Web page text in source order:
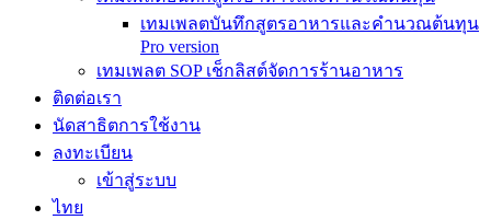
เทมเพลตบันทึกสูตรอาหารและคำนวณต้นทุน
Pro version
เทมเพลต SOP เช็กลิสต์จัดการร้านอาหาร
ติดต่อเรา
นัดสาธิตการใช้งาน
ลงทะเบียน
เข้าสู่ระบบ
ไทย